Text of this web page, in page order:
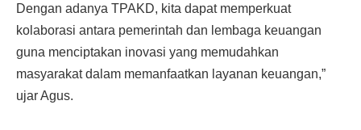
Dengan adanya TPAKD, kita dapat memperkuat
kolaborasi antara pemerintah dan lembaga keuangan
guna menciptakan inovasi yang memudahkan
masyarakat dalam memanfaatkan layanan keuangan,”
ujar Agus.